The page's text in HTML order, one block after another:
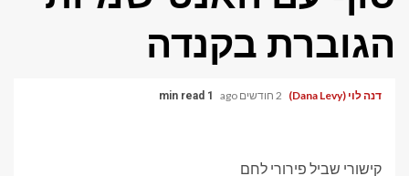
הגוברת בקנדה
דנה לוי (Dana Levy) 2 חודשים ago 1 min read
קישורי שביל פירורי לחם